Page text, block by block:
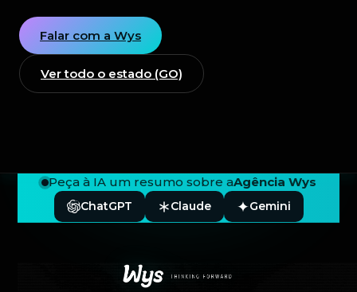
Falar com a Wys
Ver todo o estado (GO)
Peça à IA um resumo sobre aAgência Wys
ChatGPT Claude Gemini